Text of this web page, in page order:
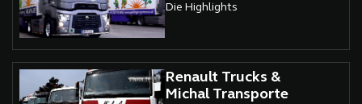
Die Highlights
Renault Trucks &
Michal Transporte